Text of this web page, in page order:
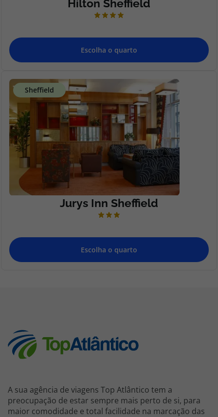
A sua agência de viagens Top Atlântico tem a
preocupação de estar sempre mais perto de si, para
maior comodidade e total facilidade na marcação das